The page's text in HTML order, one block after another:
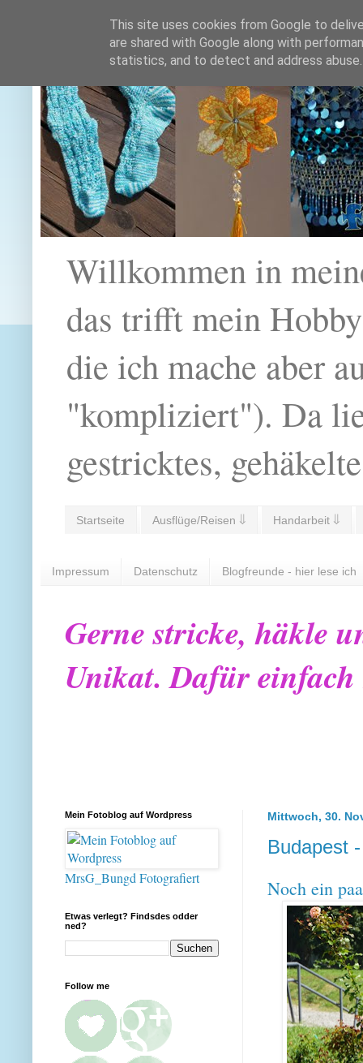
Willkommen in
das trifft mein
die ich mache aber
"kompliziert"). Da
gestricktes,
Startseite Ausflüge/Reisen ⇓ Handarbeit ⇓
Impressum Datenschutz Blogfreunde - hier lese ich
Gerne stricke, häkle
Unikat. Dafür
Mittwoch, 30.
Budapest
Noch ein
Mein Fotoblog auf Wordpress
MrsG_Bungd Fotografiert
Etwas verlegt? Findsdes odder
ned?
Follow me
This site uses cookies from Google to
are shared with Google along with
statistics, and to detect and address abuse.